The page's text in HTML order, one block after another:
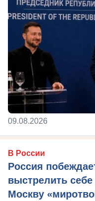
09.08.2026
В России
Россия
выстрелить
Москву